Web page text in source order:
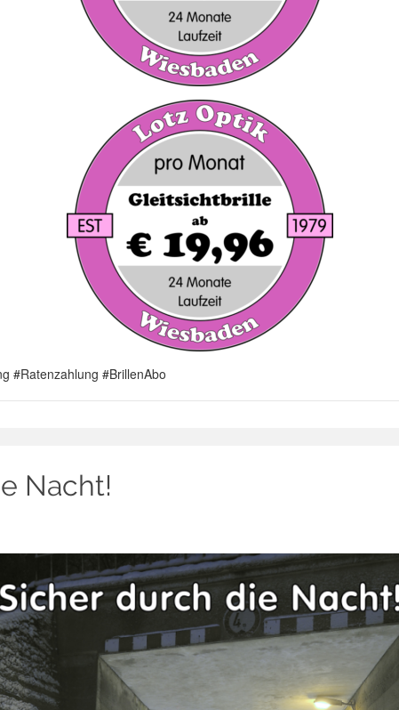
#Ratenzahlung #BrillenAbo
Nacht!